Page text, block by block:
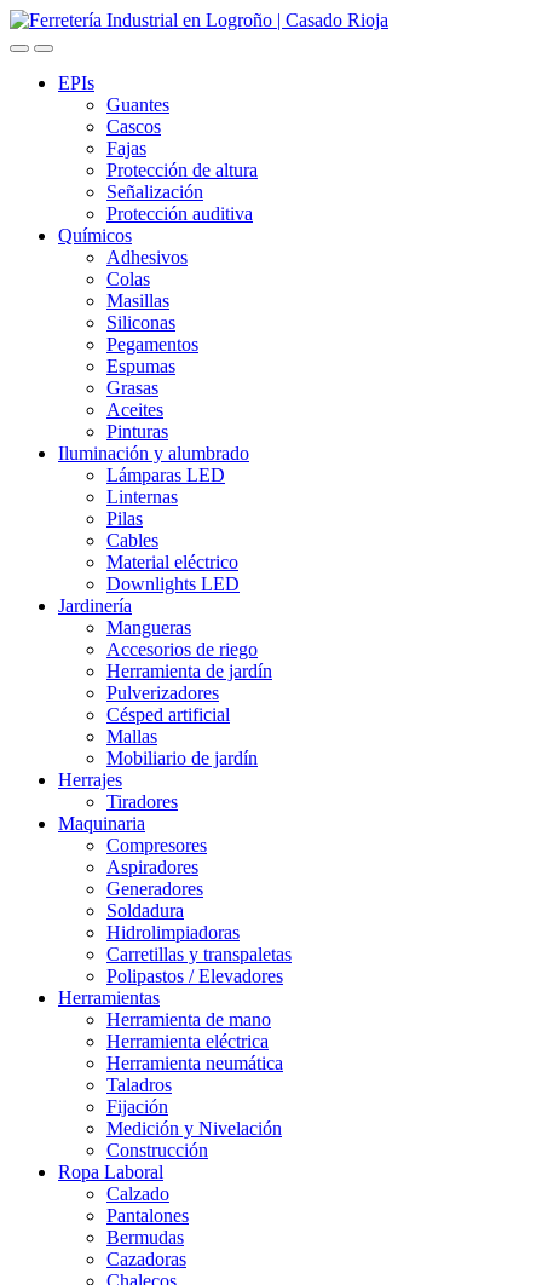
Skip
to
Skip
to
EPIs
Guantes
Cascos
Fajas
Protección de altura
Señalización
Protección auditiva
Químicos
Adhesivos
Colas
Masillas
Siliconas
Pegamentos
Espumas
Grasas
Aceites
Pinturas
Iluminación y alumbrado
Lámparas LED
Linternas
Pilas
Cables
Material eléctrico
Downlights LED
Jardinería
Mangueras
Accesorios de riego
Herramienta de jardín
Pulverizadores
Césped artificial
Mallas
Mobiliario de jardín
Herrajes
Tiradores
Maquinaria
Compresores
Aspiradores
Generadores
Soldadura
Hidrolimpiadoras
Carretillas y transpaletas
Polipastos / Elevadores
Herramientas
Herramienta de mano
Herramienta eléctrica
Herramienta neumática
Taladros
Fijación
Medición y Nivelación
Construcción
Ropa Laboral
Calzado
Pantalones
Bermudas
Cazadoras
Chalecos